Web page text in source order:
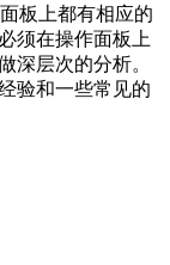
板上都有相应的
须在操作面板上
深层次的分析。
验和一些常见的